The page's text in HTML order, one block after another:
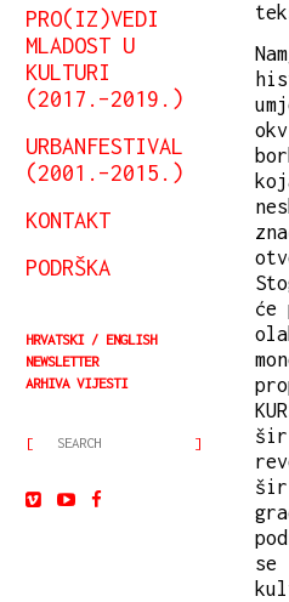
PRO(IZ)VEDI
MLADOST U
KULTURI
(2017.–2019.)
URBANFESTIVAL
(2001.–2015.)
KONTAKT
PODRŠKA
HRVATSKI
ENGLISH
NEWSLETTER
ARHIVA VIJESTI
će
se